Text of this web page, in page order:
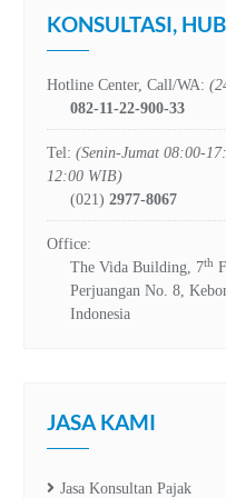
KONSULTASI,
Hotline Center, Call/WA:
082-11-22-900-33
Tel: (Senin-Jumat 08:00-
12:00 WIB)
(021) 2977-8067
Office:
The Vida Building, 7th
Perjuangan No. 8,
Indonesia
JASA KAMI
Jasa Konsultan Pajak